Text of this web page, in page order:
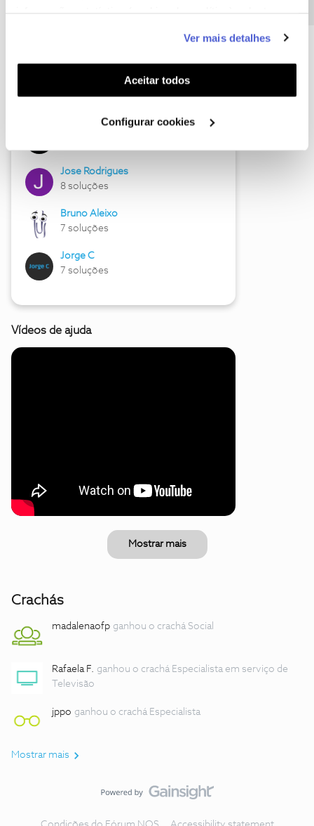
funcionalidades (cookies de personalização e
funcionalidade) e adaptar anúncios aos seus interesses
(cookies de publicidade personalizada). Pode gerir a
utilização dos cookies clicando em "Configurar
Ver mais detalhes
Aceitar todos
Configurar cookies
Hall of Fame de junho
Jose Rodrigues
8 soluções
Bruno Aleixo
7 soluções
Jorge C
7 soluções
Vídeos de ajuda
Mostrar mais
Crachás
madalenaofp ganhou o crachá Social
Rafaela F. ganhou o crachá Especialista em serviço de
Televisão
jppo ganhou o crachá Especialista
Mostrar mais